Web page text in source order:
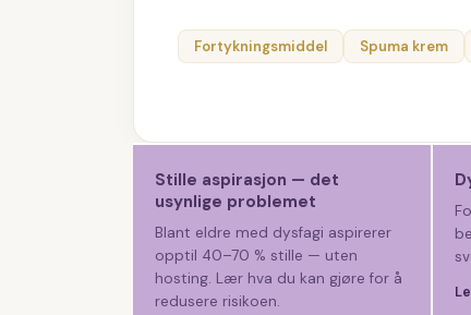
Fortykningsmiddel Spuma krem
Stille aspirasjon — det
usynlige problemet
Blant eldre med dysfagi aspirerer
opptil 40–70 % stille — uten
hosting. Lær hva du kan gjøre for å
redusere risikoen.